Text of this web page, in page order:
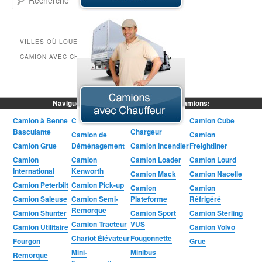
VILLES OÙ LOUER UN
CAMION AVEC CHAUFFEUR
Naviguez parmi tous nos locations de camions:
Camion à Benne
Basculante
Camion Articulé Camion
Chargeur
Camion Cube
Camion de
Déménagement
Camion
Freightliner
Camion Grue
Camion Incendier
Camion
International
Camion
Kenworth
Camion Loader
Camion Lourd
Camion Mack
Camion Nacelle
Camion Peterbilt Camion Pick-up
Camion
Plateforme
Camion
Réfrigéré
Camion Saleuse Camion Semi-
Remorque
Camion Shunter
Camion Sport
VUS
Camion Sterling
Camion Tracteur
Camion Utilitaire
Camion Volvo
Chariot ÉlévateurFougonnette
Fourgon
Grue
Mini-
Minibus
Remorque